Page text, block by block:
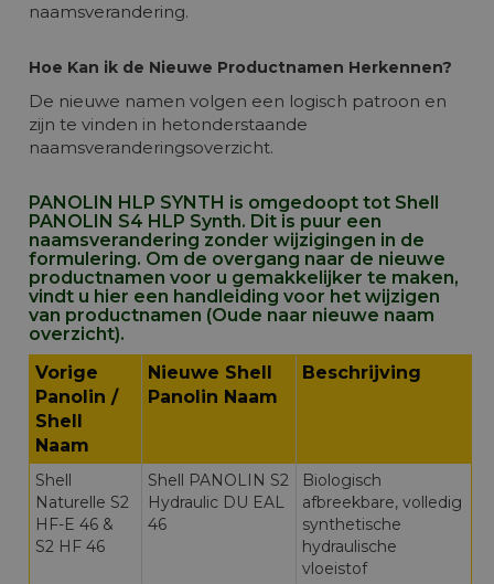
naamsverandering.
Hoe Kan ik de Nieuwe Productnamen Herkennen?
De nieuwe namen volgen een logisch patroon en
zijn te vinden in hetonderstaande
naamsveranderingsoverzicht.
PANOLIN HLP SYNTH is omgedoopt tot Shell
PANOLIN S4 HLP Synth. Dit is puur een
naamsverandering zonder wijzigingen in de
formulering. Om de overgang naar de nieuwe
productnamen voor u gemakkelijker te maken,
vindt u hier een handleiding voor het wijzigen
van productnamen (Oude naar nieuwe naam
overzicht).
Vorige
Panolin /
Shell
Naam
Nieuwe Shell
Panolin Naam
Beschrijving
Shell
Naturelle S2
HF-E 46 &
S2 HF 46
Shell PANOLIN S2
Hydraulic DU EAL
46
Biologisch
afbreekbare, volledig
synthetische
hydraulische
vloeistof